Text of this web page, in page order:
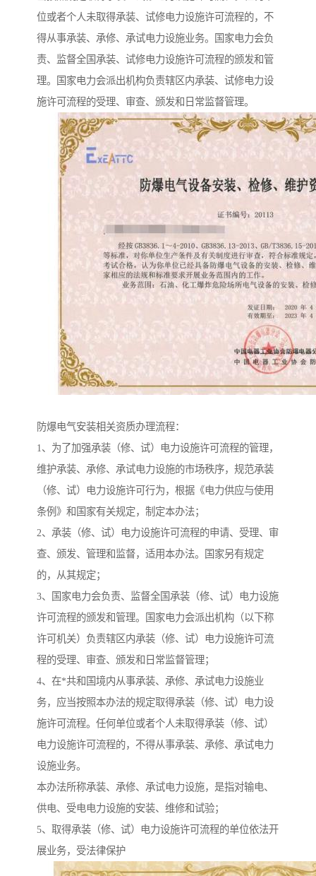
位或者个人未取得承装、试修电力设施许可流程的，不
得从事承装、承修、承试电力设施业务。国家电力会负
责、监督全国承装、试修电力设施许可流程的颁发和管
理。国家电力会派出机构负责辖区内承装、试修电力设
施许可流程的受理、审查、颁发和日常监督管理。
防爆电气安装相关资质办理流程：
1、为了加强承装（修、试）电力设施许可流程的管理，
维护承装、承修、承试电力设施的市场秩序，规范承装
（修、试）电力设施许可行为，根据《电力供应与使用
条例》和国家有关规定，制定本办法；
2、承装（修、试）电力设施许可流程的申请、受理、审
查、颁发、管理和监督，适用本办法。国家另有规定
的，从其规定；
3、国家电力会负责、监督全国承装（修、试）电力设施
许可流程的颁发和管理。国家电力会派出机构（以下称
许可机关）负责辖区内承装（修、试）电力设施许可流
程的受理、审查、颁发和日常监督管理；
4、在*共和国境内从事承装、承修、承试电力设施业
务，应当按照本办法的规定取得承装（修、试）电力设
施许可流程。任何单位或者个人未取得承装（修、试）
电力设施许可流程的，不得从事承装、承修、承试电力
设施业务。
本办法所称承装、承修、承试电力设施，是指对输电、
供电、受电电力设施的安装、维修和试验；
5、取得承装（修、试）电力设施许可流程的单位依法开
展业务，受法律保护